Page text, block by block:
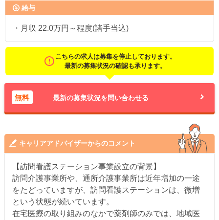
給与
・月収 22.0万円～程度(諸手当込)
こちらの求人は募集を停止しております。
最新の募集状況の確認も承ります。
無料 最新の募集状況を問い合わせる
キャリアアドバイザーからのコメント
【訪問看護ステーション事業設立の背景】
訪問介護事業所や、通所介護事業所は近年増加の一途
をたどっていますが、訪問看護ステーションは、微増
という状態が続いています。
在宅医療の取り組みのなかで薬剤師のみでは、地域医